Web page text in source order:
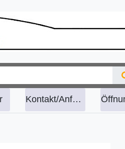
Kontakt/Anfahrt